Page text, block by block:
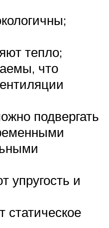
тепло;
что
подвергать
упругость и
статическое